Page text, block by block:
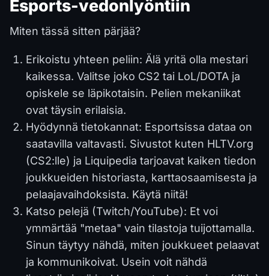
Esports-vedonlyöntiin
Miten tässä sitten pärjää?
Erikoistu yhteen peliin: Älä yritä olla mestari
kaikessa. Valitse joko CS2 tai LoL/DOTA ja
opiskele se läpikotaisin. Pelien mekaniikat
ovat täysin erilaisia.
Hyödynnä tietokannat: Esportsissa dataa on
saatavilla valtavasti. Sivustot kuten HLTV.org
(CS2:lle) ja Liquipedia tarjoavat kaiken tiedon
joukkueiden historiasta, karttaosaamisesta ja
pelaajavaihdoksista. Käytä niitä!
Katso pelejä (Twitch/YouTube): Et voi
ymmärtää "metaa" vain tilastoja tuijottamalla.
Sinun täytyy nähdä, miten joukkueet pelaavat
ja kommunikoivat. Usein voit nähdä